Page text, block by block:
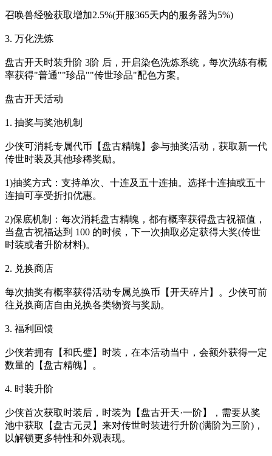
召唤兽经验获取增加2.5%(开服365天内的服务器为5%)
3. 万化洗炼
盘古开天时装升阶 3阶 后，开启染色洗炼系统，每次洗练有概
率获得"普通""珍品""传世珍品"配色方案。
盘古开天活动
1. 抽奖与奖池机制
少侠可消耗专属代币【盘古精魄】参与抽奖活动，获取新一代
传世时装及其他珍稀奖励。
1)抽奖方式：支持单次、十连及五十连抽。选择十连抽或五十
连抽可享受折扣优惠。
2)保底机制：每次消耗盘古精魄，都有概率获得盘古祝福值，
当盘古祝福达到 100 的时候，下一次抽取必定获得大奖(传世
时装或者升阶材料)。
2. 兑换商店
每次抽奖有概率获得活动专属兑换币【开天碎片】。少侠可前
往兑换商店自由兑换各类物资与奖励。
3. 福利回馈
少侠若拥有【和氏璧】时装，在本活动当中，会额外获得一定
数量的【盘古精魄】。
4. 时装升阶
少侠首次获取时装后，时装为【盘古开天·一阶】，需要从奖
池中获取【盘古元灵】来对传世时装进行升阶(满阶为三阶)，
以解锁更多特性和外观表现。